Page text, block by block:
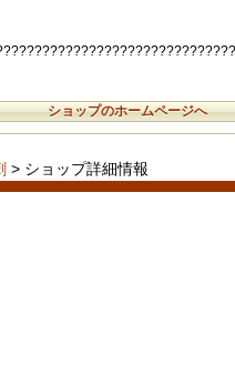
ショップのホームページへ
> ショップ詳細情報